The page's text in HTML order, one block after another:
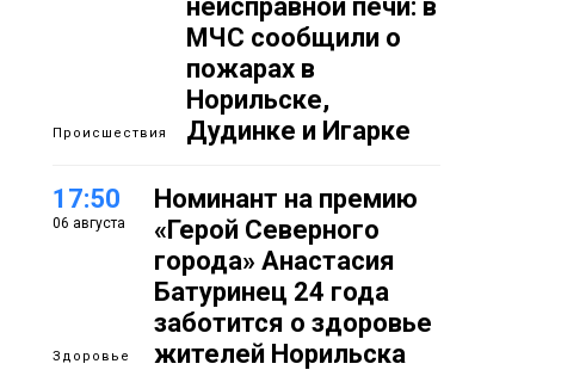
Происшествия
неисправной печи: в
МЧС сообщили о
пожарах в
Норильске,
Дудинке и Игарке
17:50
06 августа
Здоровье
Номинант на премию
«Герой Северного
города» Анастасия
Батуринец 24 года
заботится о здоровье
жителей Норильска